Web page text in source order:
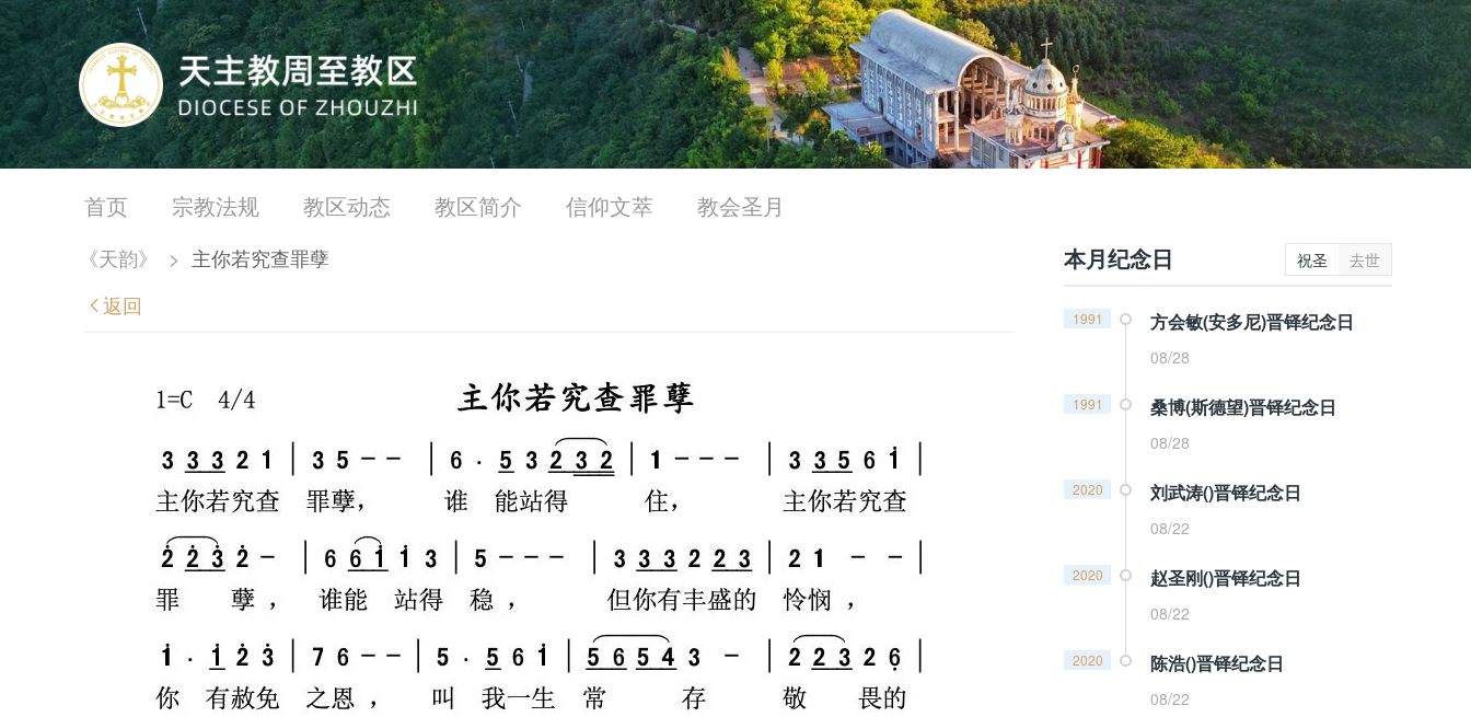
首页 宗教法规 教区动态 教区简介 信仰文萃 教会圣月
《天韵》 > 主你若究查罪孽
返回
本月纪念日 祝圣 去世
1991 方会敏(安多尼)晋铎纪念日
08/28
1991 桑博(斯德望)晋铎纪念日
08/28
2020 刘武涛()晋铎纪念日
08/22
2020 赵圣刚()晋铎纪念日
08/22
2020 陈浩()晋铎纪念日
08/22